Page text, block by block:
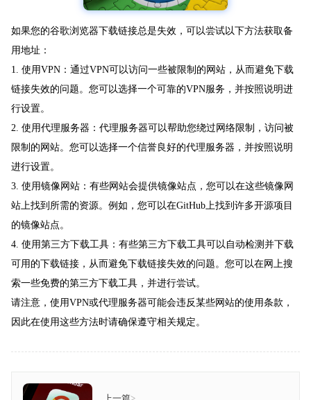
如果您的谷歌浏览器下载链接总是失效，可以尝试以下方法获取备
用地址：
1. 使用VPN：通过VPN可以访问一些被限制的网站，从而避免下载
链接失效的问题。您可以选择一个可靠的VPN服务，并按照说明进
行设置。
2. 使用代理服务器：代理服务器可以帮助您绕过网络限制，访问被
限制的网站。您可以选择一个信誉良好的代理服务器，并按照说明
进行设置。
3. 使用镜像网站：有些网站会提供镜像站点，您可以在这些镜像网
站上找到所需的资源。例如，您可以在GitHub上找到许多开源项目
的镜像站点。
4. 使用第三方下载工具：有些第三方下载工具可以自动检测并下载
可用的下载链接，从而避免下载链接失效的问题。您可以在网上搜
索一些免费的第三方下载工具，并进行尝试。
请注意，使用VPN或代理服务器可能会违反某些网站的使用条款，
因此在使用这些方法时请确保遵守相关规定。